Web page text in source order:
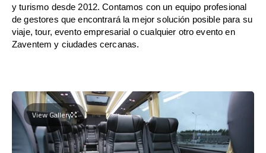
y turismo desde 2012. Contamos con un equipo profesional
de gestores que encontrará la mejor solución posible para su
viaje, tour, evento empresarial o cualquier otro evento en
Zaventem y ciudades cercanas.
View Gallery